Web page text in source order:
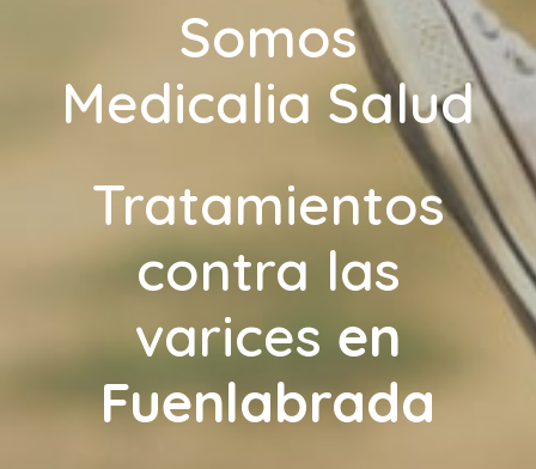
Somos
Medicalia Salud
Tratamientos
contra las
varices en
Fuenlabrada